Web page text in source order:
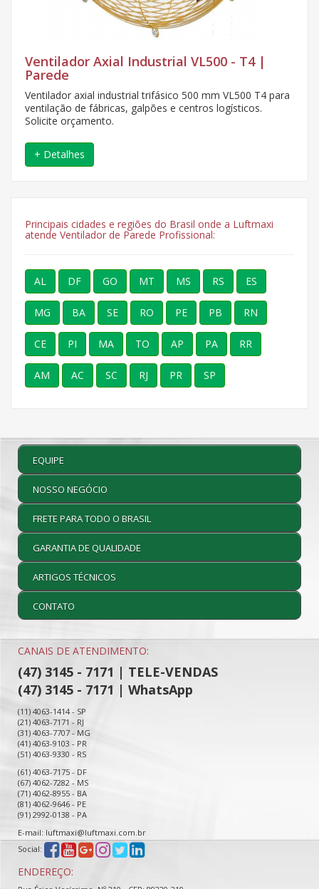
Ventilador Axial Industrial VL500 - T4 |
Parede
Ventilador axial industrial trifásico 500 mm VL500 T4 para
ventilação de fábricas, galpões e centros logísticos.
Solicite orçamento.
+ Detalhes
Principais cidades e regiões do Brasil onde a Luftmaxi
atende Ventilador de Parede Profissional:
AL DF GO MT MS RS ES
MG BA SE RO PE PB RN
CE PI MA TO AP PA RR
AM AC SC RJ PR SP
EQUIPE
NOSSO NEGÓCIO
FRETE PARA TODO O BRASIL
GARANTIA DE QUALIDADE
ARTIGOS TÉCNICOS
CONTATO
CANAIS DE ATENDIMENTO:
(47) 3145 - 7171 | TELE-VENDAS
(47) 3145 - 7171 | WhatsApp
(11) 4063-1414 - SP
(21) 4063-7171 - RJ
(31) 4063-7707 - MG
(41) 4063-9103 - PR
(51) 4063-9330 - RS
(61) 4063-7175 - DF
(67) 4062-7282 - MS
(71) 4062-8955 - BA
(81) 4062-9646 - PE
(91) 2992-0138 - PA
E-mail: luftmaxi@luftmaxi.com.br
Social:
ENDEREÇO: